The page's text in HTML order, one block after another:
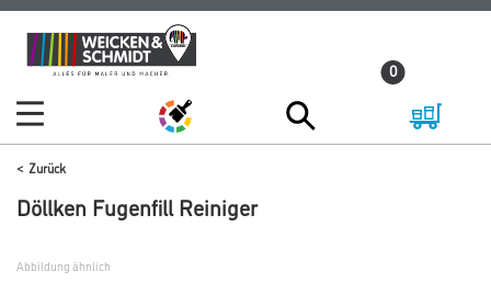
Zum
Inhalt
Zum
Navigationsmenü
0
Zurück
Döllken Fugenfill Reiniger
Abbildung ähnlich